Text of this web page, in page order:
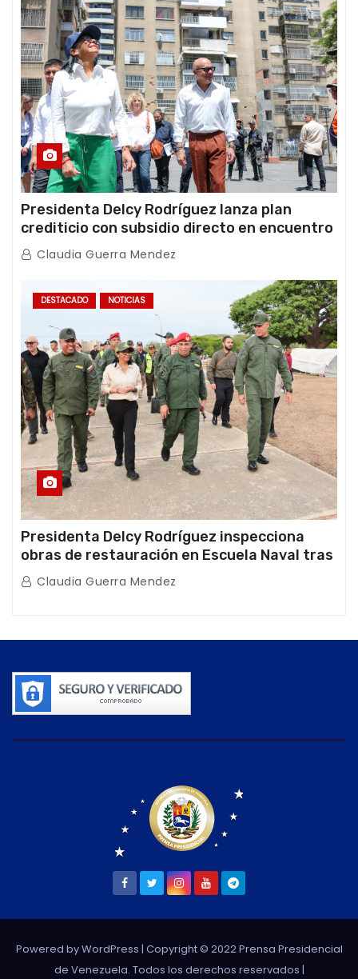
Presidenta Delcy Rodríguez lanza plan
crediticio con subsidio directo en encuentro
con Juntas de Condominio
Claudia Guerra Mendez
DESTACADO NOTICIAS
Presidenta Delcy Rodríguez inspecciona
obras de restauración en Escuela Naval tras
afectaciones sísmicas en La Guaira
Claudia Guerra Mendez
Powered by WordPress | Copyright © 2022 Prensa Presidencial
de Venezuela. Todos los derechos reservados |